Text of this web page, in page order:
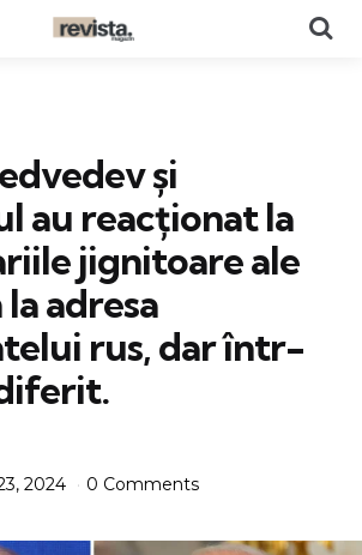
și
au reacționat la
jignitoare ale
adresa
rus, dar într-
2024
0 Comments